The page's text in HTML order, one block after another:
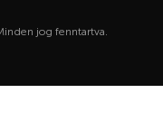
jog fenntartva.